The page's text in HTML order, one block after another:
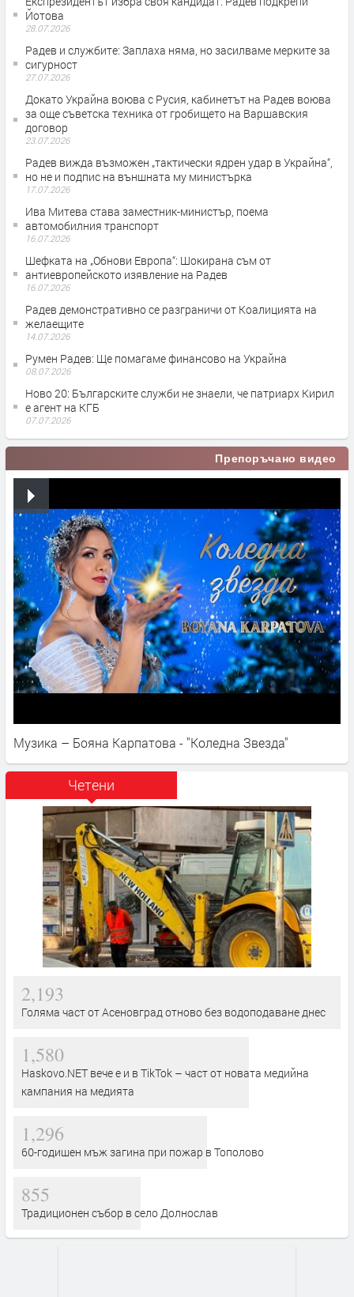
Йотова
28.07.2026
Радев и службите: Заплаха няма, но засилваме мерките за
сигурност
27.07.2026
Докато Украйна воюва с Русия, кабинетът на Радев воюва
за още съветска техника от гробището на Варшавския
договор
23.07.2026
Радев вижда възможен „тактически ядрен удар в Украйна“,
но не и подпис на външната му министърка
17.07.2026
Ива Митева става заместник-министър, поема
автомобилния транспорт
16.07.2026
Шефката на „Обнови Европа“: Шокирана съм от
антиевропейското изявление на Радев
16.07.2026
Радев демонстративно се разграничи от Коалицията на
желаещите
14.07.2026
Румен Радев: Ще помагаме финансово на Украйна
08.07.2026
Ново 20: Българските служби не знаели, че патриарх Кирил
е агент на КГБ
07.07.2026
Препоръчано видео
Музика – Бояна Карпатова - "Коледна Звезда"
Четени
2,193
Голяма част от Асеновград отново без водоподаване днес
1,580
Haskovo.NET вече е и в TikTok – част от новата медийна
кампания на медията
1,296
60-годишен мъж загина при пожар в Тополово
855
Традиционен събор в село Долнослав